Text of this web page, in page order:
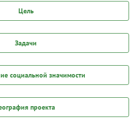
Цель
Задачи
социальной значимости
проекта